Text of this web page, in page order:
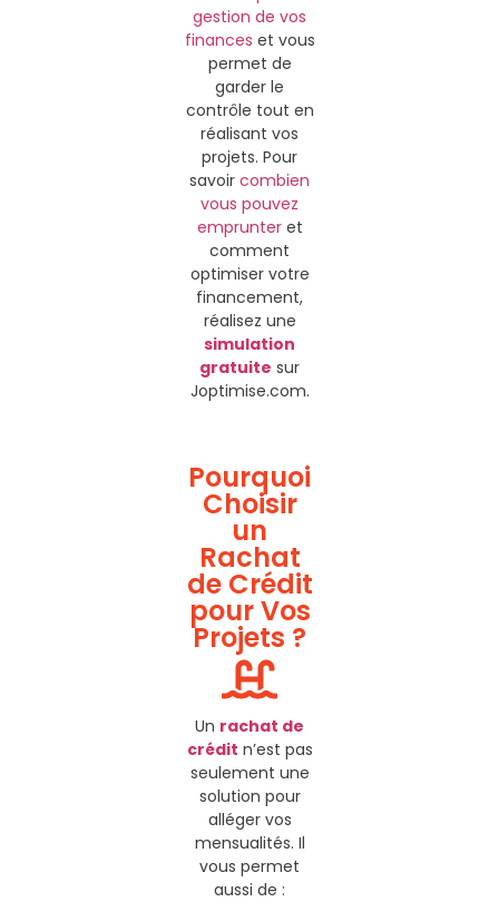
gestion de vos
finances et vous
permet de
garder le
contrôle tout en
réalisant vos
projets. Pour
savoir combien
vous pouvez
emprunteret
comment
optimiser votre
financement,
réalisez une
simulation
gratuite sur
Joptimise.com.
Pourquoi
Choisir
un
Rachat
de Crédit
pour Vos
Projets ?
Un rachat de
crédit n’est pas
seulement une
solution pour
alléger vos
mensualités. Il
vous permet
aussi de :